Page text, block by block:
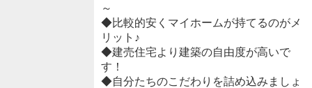
～
◆比較的安くマイホームが持てるのがメ
リット♪
◆建売住宅より建築の自由度が高いで
す！
◆自分たちのこだわりを詰め込みましょ